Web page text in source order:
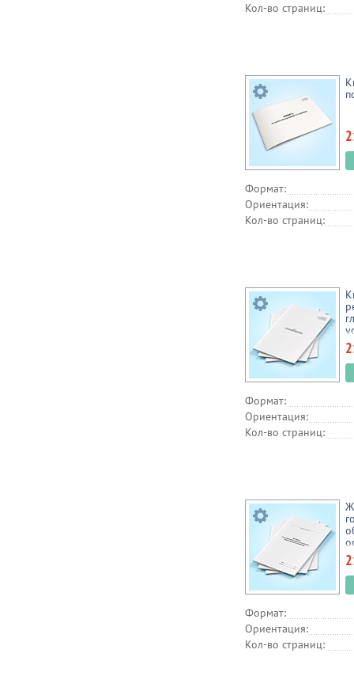
Кол-во страниц:
Формат:
Ориентация:
Кол-во страниц:
Формат:
Ориентация:
Кол-во страниц:
Формат:
Ориентация:
Кол-во страниц: